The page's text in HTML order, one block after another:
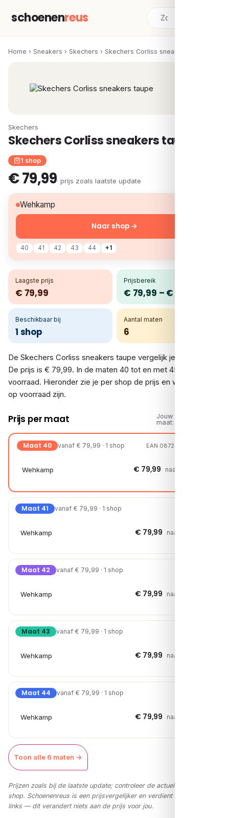
schoenenreus
Home › Sneakers › Skechers › Skechers Corliss sneakers taupe
Skechers
Skechers Corliss sneakers taupe
1 shop
€ 79,99· prijs zoals laatste update
Wehkamp
40 41 42 43 44 +1
Naar shop →
Laagste prijs
€ 79,99
Prijsbereik
€ 79,99 – € 79,99
Beschikbaar bij
1 shop
Aantal maten
6
De Skechers Corliss sneakers taupe vergelijk je bij 1 shop.
De prijs is € 79,99. In de maten 40 tot en met 45 is er
voorraad. Hieronder zie je per shop de prijs en welke maten
op voorraad zijn.
Prijs per maat
Jouw
maat:
Maat 40 vanaf € 79,99 · 1 shop EAN 08720251894983
Wehkamp € 79,99 naar shop →
Maat 41 vanaf € 79,99 · 1 shop
Wehkamp € 79,99 naar shop →
Maat 42 vanaf € 79,99 · 1 shop
Wehkamp € 79,99 naar shop →
Maat 43 vanaf € 79,99 · 1 shop
Wehkamp € 79,99 naar shop →
Maat 44 vanaf € 79,99 · 1 shop
Wehkamp € 79,99 naar shop →
Toon alle 6 maten →
Prijzen zoals bij de laatste update; controleer de actuele prijs in de
shop. Schoenenreus is een prijsvergelijker en verdient via affiliate-
links — dit verandert niets aan de prijs voor jou.